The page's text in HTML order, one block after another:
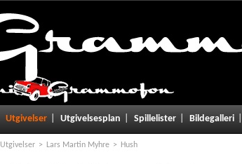
Utgivelser Utgivelsesplan Spillelister Bildegalleri
Utgivelser Lars Martin Myhre Hush